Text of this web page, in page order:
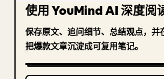
使用 YouMind AI 深度阅
保存原文、追问细节、总结观点，并
把爆款文章沉淀成可复用笔记。